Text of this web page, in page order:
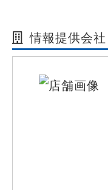
情報提供会社